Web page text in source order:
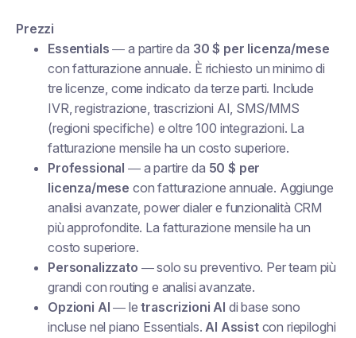
Prezzi
Essentials — a partire da 30 $ per licenza/mese
con fatturazione annuale. È richiesto un minimo di
tre licenze, come indicato da terze parti. Include
IVR, registrazione, trascrizioni AI, SMS/MMS
(regioni specifiche) e oltre 100 integrazioni. La
fatturazione mensile ha un costo superiore.
Professional — a partire da 50 $ per
licenza/mese con fatturazione annuale. Aggiunge
analisi avanzate, power dialer e funzionalità CRM
più approfondite. La fatturazione mensile ha un
costo superiore.
Personalizzato — solo su preventivo. Per team più
grandi con routing e analisi avanzate.
Opzioni AI — letrascrizioni AI di base sono
incluse nel piano Essentials.AI Assistcon riepiloghi